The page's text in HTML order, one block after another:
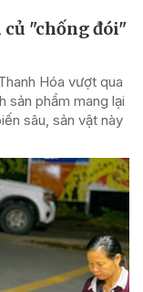
củ "chống đói"
Hóa vượt qua
sản phẩm mang lại
sâu, sản vật này